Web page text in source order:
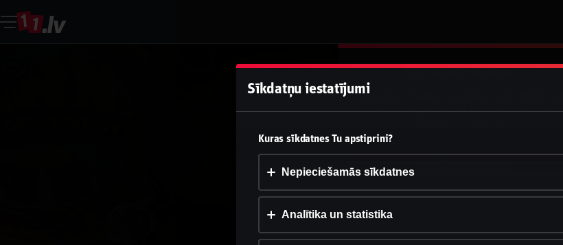
Vai pieņemt sīkdatnes?
Šī vietne izmanto 3 dažādu veidu sīkdatnes:
Apstiprināt visu
Iestatījumi un informācija
Sīkdatņu iestatījumi
Kuras sīkdatnes Tu apstiprini?
Nepieciešamās sīkdatnes
Analītika un statistika